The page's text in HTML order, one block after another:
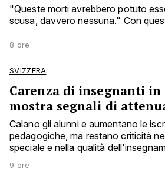
"Queste morti avrebbero potuto
scusa, davvero nessuna." Con
8 ore
SVIZZERA
Carenza di insegnanti in
mostra segnali di
Calano gli alunni e aumentano le
pedagogiche, ma restano criticità
speciale e nella qualità
9 ore